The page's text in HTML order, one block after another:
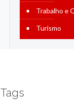
Trabalho e
Turismo
Tags